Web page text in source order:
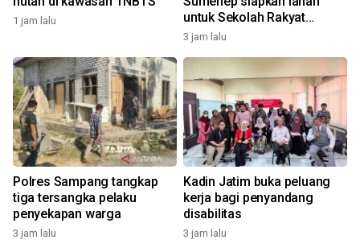
1 jam lalu
untuk Sekolah Rakyat
permanen
3 jam lalu
Polres Sampang tangkap
tiga tersangka pelaku
penyekapan warga
3 jam lalu
Kadin Jatim buka peluang
kerja bagi penyandang
disabilitas
3 jam lalu